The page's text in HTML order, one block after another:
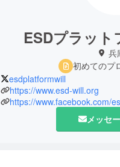
ESDプラッ
兵
初めてのプ
esdplatformwill
https://www.esd-will.org
https://www.facebook.com/
メッセ